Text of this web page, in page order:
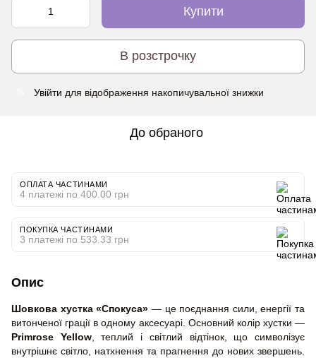
Купити
В розстрочку
Увійти для відображення накопичувальної знижки
До обраного
ОПЛАТА ЧАСТИНАМИ
4 платежі по 400.00 грн
ПОКУПКА ЧАСТИНАМИ
3 платежі по 533.33 грн
Опис
Шовкова хустка «Спокуса» — це поєднання сили, енергії та
витонченої грації в одному аксесуарі. Основний колір хустки —
Primrose Yellow, теплий і світлий відтінок, що символізує
внутрішнє світло, натхнення та прагнення до нових звершень.